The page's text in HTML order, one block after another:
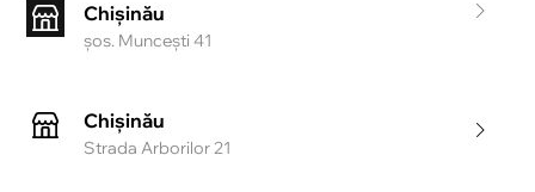
Chișinău
şos. Munceşti 41
Chișinău
Strada Arborilor 21